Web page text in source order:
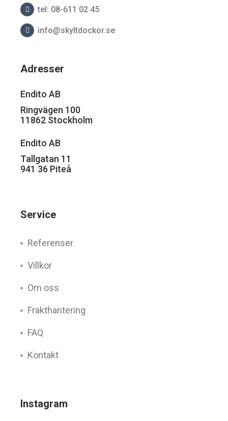
tel: 08-611 02 45
info@skyltdockor.se
Adresser
Endito AB
Ringvägen 100
11862 Stockholm
Endito AB
Tallgatan 11
941 36 Piteå
Service
Referenser
Villkor
Om oss
Frakthantering
FAQ
Kontakt
Instagram